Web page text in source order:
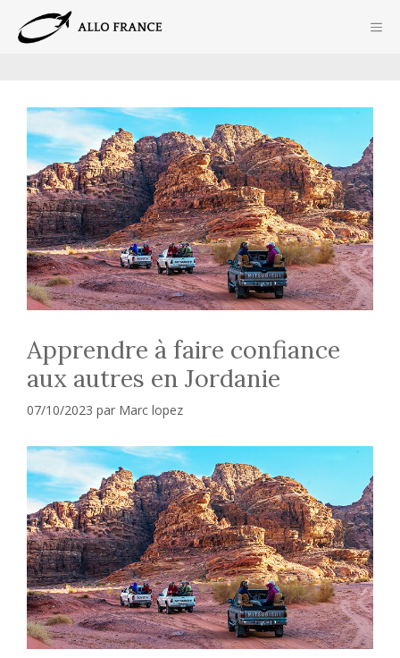
contenu
Apprendre à faire confiance
aux autres en Jordanie
07/10/2023 par Marc lopez